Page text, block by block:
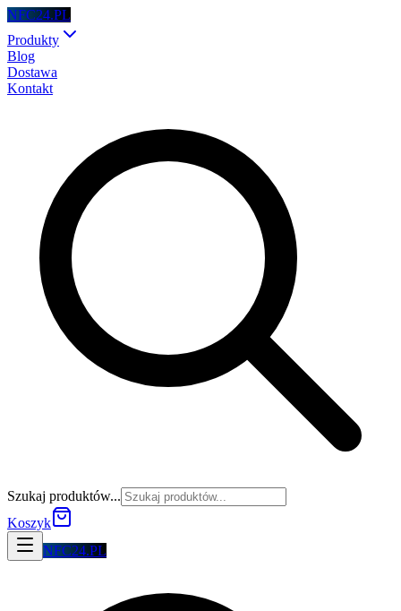
NFC24.PL
Produkty
Blog
Dostawa
Kontakt
Szukaj produktów...
Koszyk
NFC24.PL